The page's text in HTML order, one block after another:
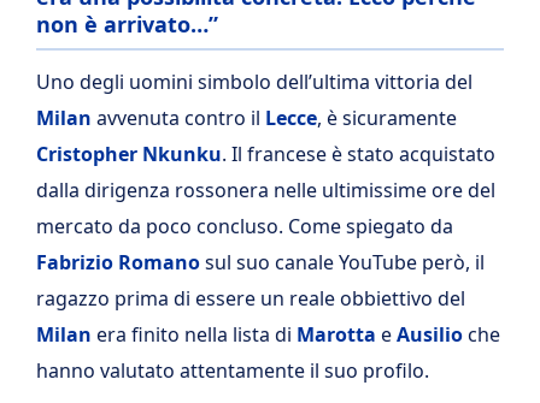
non è arrivato…”
Uno degli uomini simbolo dell’ultima vittoria del
Milan avvenuta contro il Lecce, è sicuramente
Cristopher Nkunku. Il francese è stato acquistato
dalla dirigenza rossonera nelle ultimissime ore del
mercato da poco concluso. Come spiegato da
Fabrizio Romanosul suo canale YouTube però, il
ragazzo prima di essere un reale obbiettivo del
Milan era finito nella lista di Marotta eAusilioche
hanno valutato attentamente il suo profilo.